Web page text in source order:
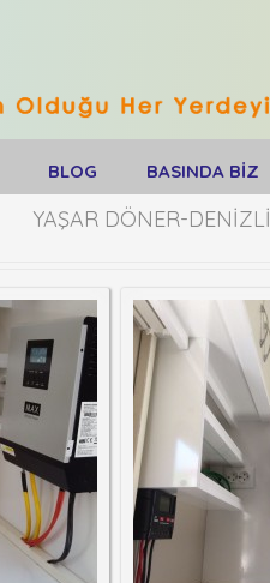
BLOG BASINDA BİZ
YAŞAR DÖNER-DENİZLİ